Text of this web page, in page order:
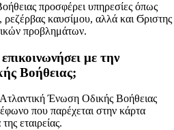
προσφέρει υπηρεσίες όπως
καυσίμου, αλλά και Ϭριστης
προβλημάτων.
με την
Βοήθειας;
Ένωση Οδικής Βοήθειας
που παρέχεται στην κάρτα
εταιρείας.